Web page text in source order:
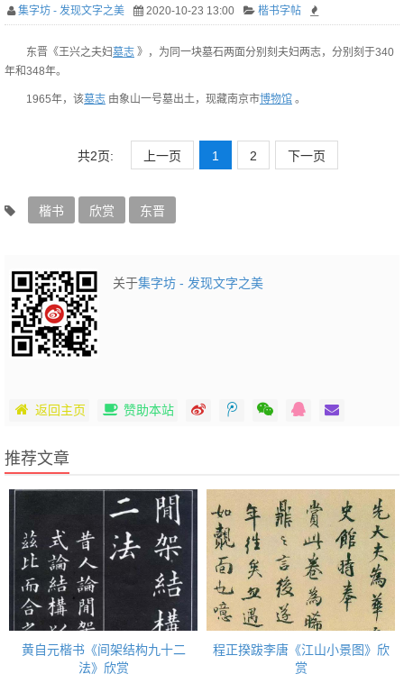
集字坊 - 发现文字之美 2020-10-23 13:00 楷书字帖
东晋《王兴之夫妇墓志 》，为同一块墓石两面分别刻夫妇两志，分别刻于340
年和348年。
1965年，该墓志 由象山一号墓出土，现藏南京市博物馆 。
共2页: 上一页 1 2 下一页
楷书 欣赏 东晋
关于集字坊 - 发现文字之美
返回主页 赞助本站
推荐文章
黄自元楷书《间架结构九十二
法》欣赏
程正揆跋李唐《江山小景图》欣
赏